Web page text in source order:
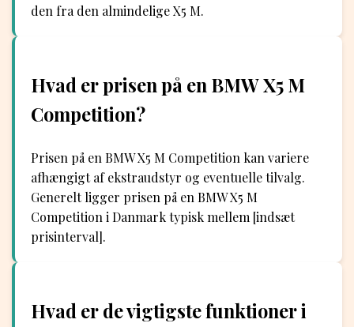
den fra den almindelige X5 M.
Hvad er prisen på en BMW X5 M
Competition?
Prisen på en BMW X5 M Competition kan variere
afhængigt af ekstraudstyr og eventuelle tilvalg.
Generelt ligger prisen på en BMW X5 M
Competition i Danmark typisk mellem [indsæt
prisinterval].
Hvad er de vigtigste funktioner i